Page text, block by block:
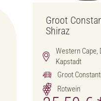
Groot
Shiraz
Western Cape,
Kapstadt
Groot
Rotwein